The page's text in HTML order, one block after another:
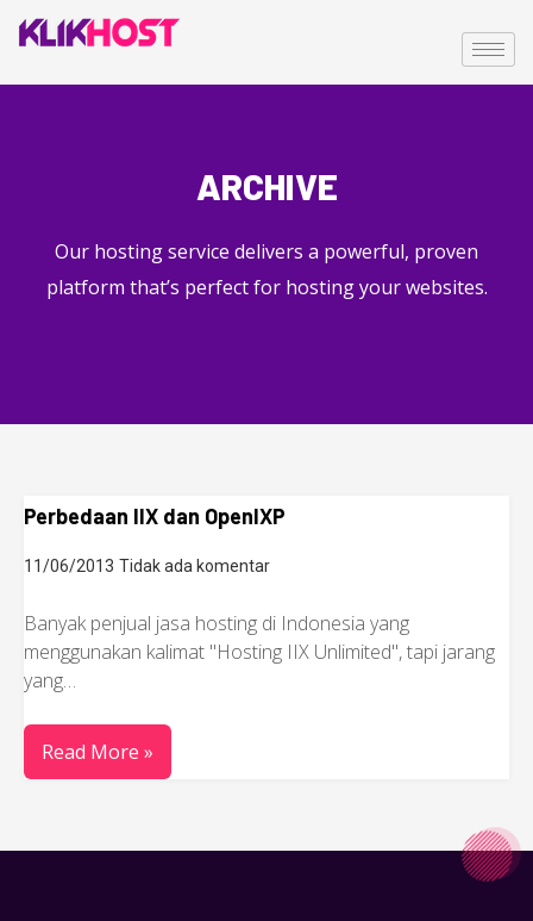
ARCHIVE
Our hosting service delivers a powerful, proven
platform that’s perfect for hosting your websites.
Perbedaan IIX dan OpenIXP
11/06/2013 Tidak ada komentar
Banyak penjual jasa hosting di Indonesia yang
menggunakan kalimat "Hosting IIX Unlimited", tapi jarang
yang…
Read More »